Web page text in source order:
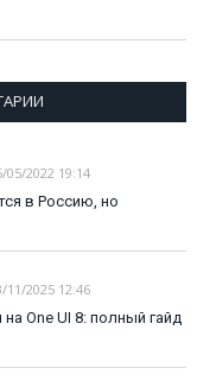
05/2022 19:14
в Россию, но
11/2025 12:46
One UI 8: полный гайд